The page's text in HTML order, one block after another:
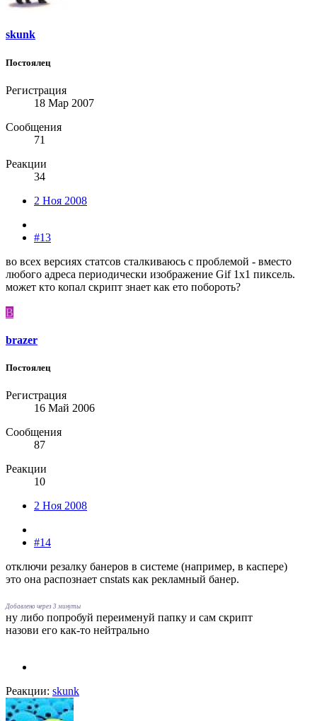
skunk
Постоялец
Регистрация
18 Мар 2007
Сообщения
71
Реакции
34
2 Ноя 2008
#13
во всех версиях статсов сталкиваюсь с проблемой - вместо
любого адреса периодически изображение Gif 1x1 пиксель.
может кто копал скрипт знает как ето побороть?
B
brazer
Постоялец
Регистрация
16 Май 2006
Сообщения
87
Реакции
10
2 Ноя 2008
#14
отключи резалку банеров в системе (например, в каспере)
это она распознает cnstats как рекламный банер.
Добавлено через 3 минуты
ну либо попробуй переименуй папку и сам скрипт
назови его как-то нейтрально
Реакции: skunk